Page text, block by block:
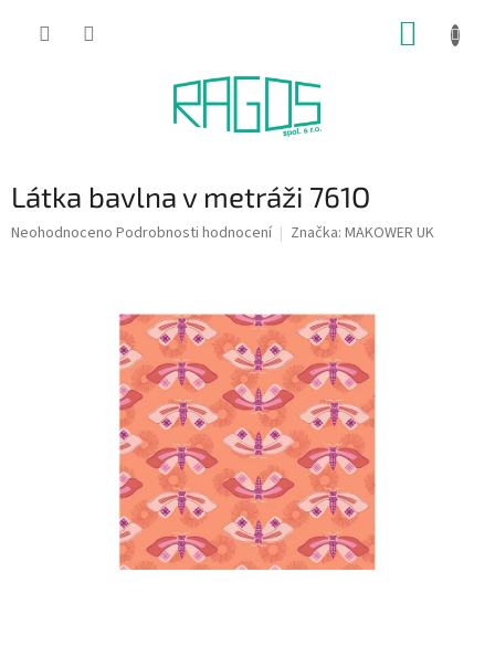
Látka bavlna v metráži 761O
Průměrné
Neohodnoceno Podrobnosti hodnocení Značka: MAKOWER UK